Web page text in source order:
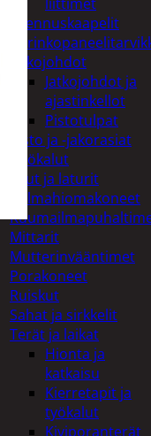
Asennuskaapelit
Jatkojohdot
Jatkojohdot ja
ajastinkellot
Pistotulpat
Pisto ja -jakorasiat
Akut ja laturit
Kulmahiomakoneet
Mittarit
Mutterinvääntimet
Porakoneet
Ruiskut
Sahat ja sirkkelit
Terät ja laikat
Hionta ja
katkaisu
Kierretapit ja
työkalut
Kiviporanterät